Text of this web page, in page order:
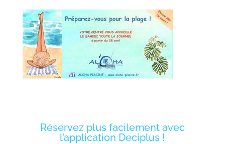
Réservez plus facilement avec
l’application Deciplus !